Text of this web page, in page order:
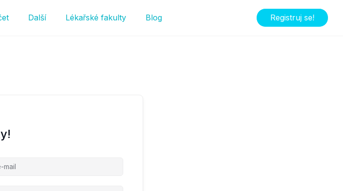
Další Lékařské fakulty Blog Registruj se!